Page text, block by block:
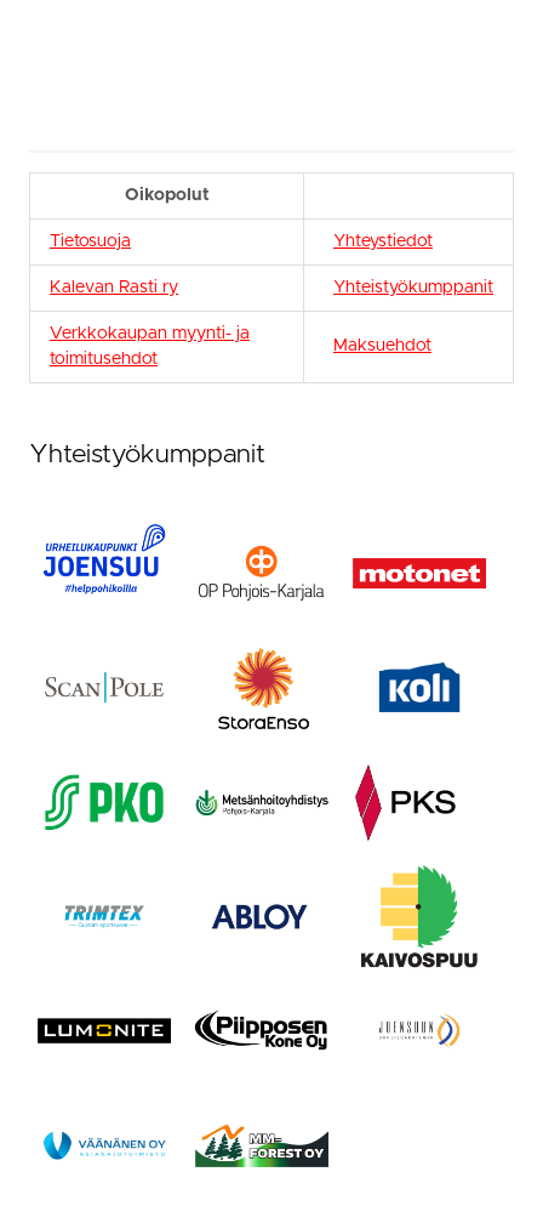
Oikopolut
Tietosuoja Yhteystiedot
Kalevan Rasti ry Yhteistyökumppanit
Verkkokaupan myynti- ja
toimitusehdot
Maksuehdot
Yhteistyökumppanit